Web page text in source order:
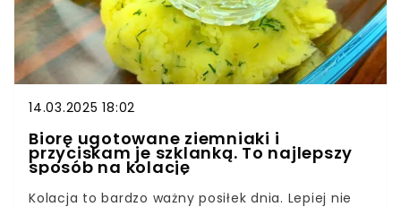
14.03.2025 18:02
Biorę ugotowane ziemniaki i
przyciskam je szklanką. To najlepszy
sposób na kolację
Kolacja to bardzo ważny posiłek dnia. Lepiej nie